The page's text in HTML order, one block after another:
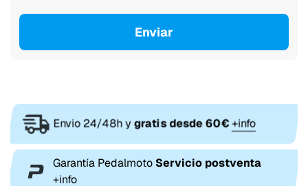
Enviar
Envio 24/48h ygratis desde 60€+info
Garantía Pedalmoto Servicio postventa
+info